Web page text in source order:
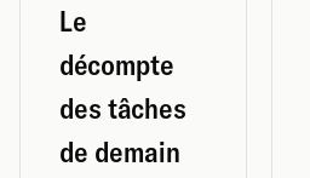
Le
décompte
des tâches
de demain